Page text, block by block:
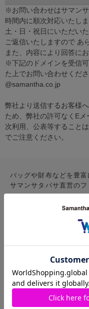
※お問い合わせはサマン
時間内に順次対応いたしま
土・日・祝日にいただい
ご返信いたしますので あ
また、内容により回答に
※下記のドメインを受信
た上でお問い合わせくださ
@samantha.co.jp
弊社より送信するお客様
ため、弊社の許可なくE
次利用、公表等すること
でご注意ください。
バッグや財布などを豊富
サマンサタバサ直営の
新着アイテム